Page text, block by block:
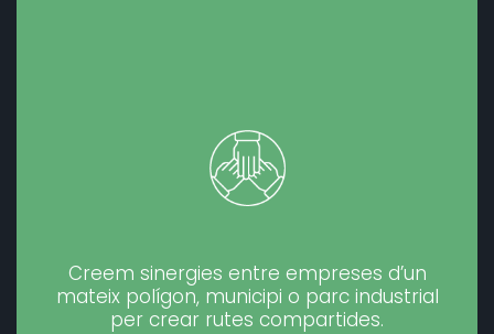
Creem sinergies entre empreses d’un
mateix polígon, municipi o parc industrial
per crear rutes compartides.